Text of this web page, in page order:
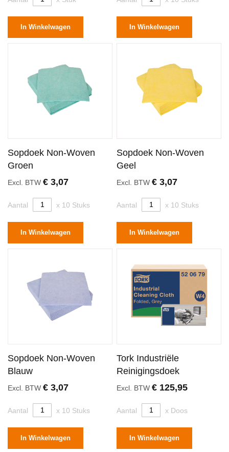
In Winkelwagen In Winkelwagen
Sopdoek Non-Woven
Groen
Excl. BTW € 3,07
Aantal x 10 Stuks
In Winkelwagen
Sopdoek Non-Woven
Geel
Excl. BTW€ 3,07
Aantal x 10 Stuks
In Winkelwagen
Sopdoek Non-Woven
Blauw
Excl. BTW € 3,07
Aantal x 10 Stuks
In Winkelwagen
Tork Industriële
Reinigingsdoek
Excl. BTW€ 125,95
Aantal x Doos
In Winkelwagen